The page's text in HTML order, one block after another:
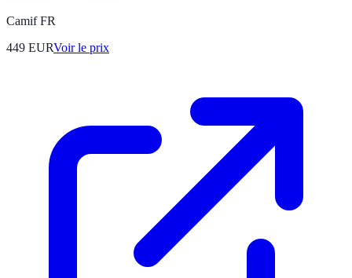
Camif FR
449 EURVoir le prix